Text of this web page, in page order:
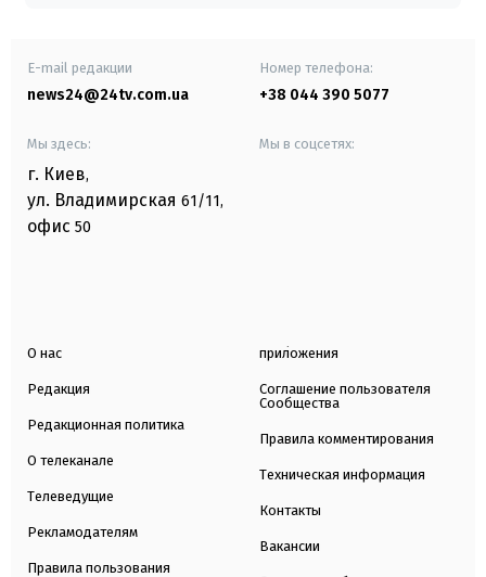
E-mail редакции
news24@24tv.com.ua
Номер телефона:
+38 044 390 5077
Мы здесь:
г. Киев,
ул. Владимирская 61/11,
офис 50
Мы в соцсетях:
О нас
Редакция
Редакционная политика
О телеканале
Телеведущие
Рекламодателям
Правила пользования
приложения
Соглашение пользователя
Сообщества
Правила комментирования
Техническая информация
Контакты
Вакансии